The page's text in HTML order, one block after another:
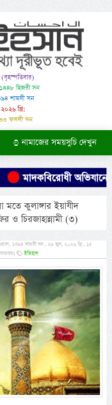
হিজরী সন
শামসী সন
খ্রি:
ফসলী সন
নামাজের সময়সুচি দেখুন
মাদকবিরোধী অভিযানে
মতে কুলাঙ্গার ইয়াযীদ
ও চিরজাহান্নামী (৩)
১৩৯৪ শামসী সন , ২৯ জুন, ২০২৬ খ্রি:, ১৫
ইতিহাস